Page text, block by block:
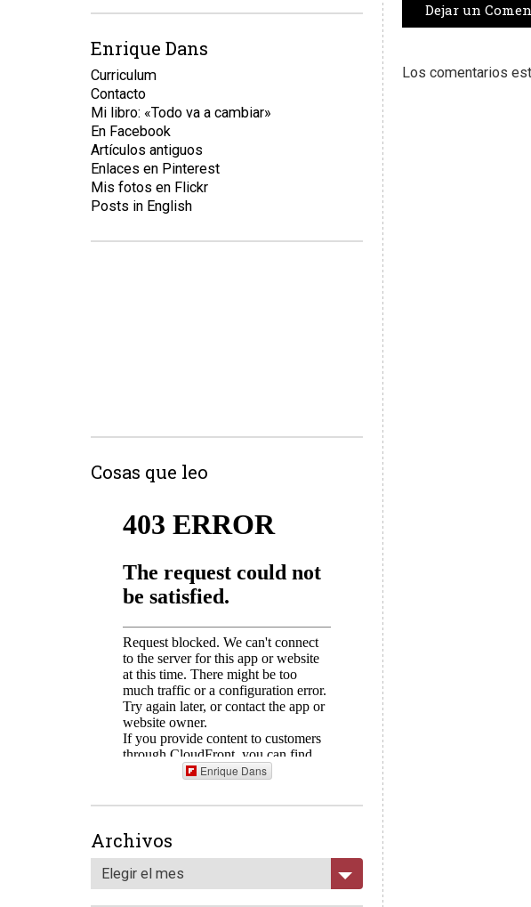
Dejar un
Los comentarios
Enrique Dans
Curriculum
Contacto
Mi libro: «Todo va a cambiar»
En Facebook
Artículos antiguos
Enlaces en Pinterest
Mis fotos en Flickr
Posts in English
Cosas que leo
Enrique Dans
Archivos
Elegir el mes